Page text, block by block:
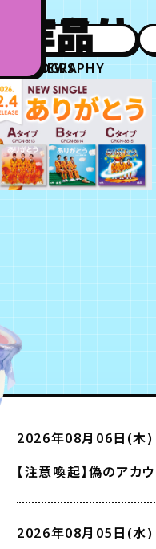
お知らせ
NEWS
作品
DISCOGRAPHY
2026年08月06日(木)
【注意喚起】偽のアカ
2026年08月05日(水)